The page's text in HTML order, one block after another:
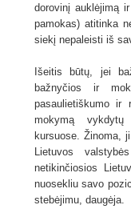
dorovinį auklėjimą
pamokas) atitinka
siekį nepaleisti iš
Išeitis būtų, jei
bažnyčios ir
pasaulietiškumo ir
mokymą
kursuose. Žinoma,
Lietuvos
netikinčiosios
nuosekliu savo
stebėjimu, daugėja.